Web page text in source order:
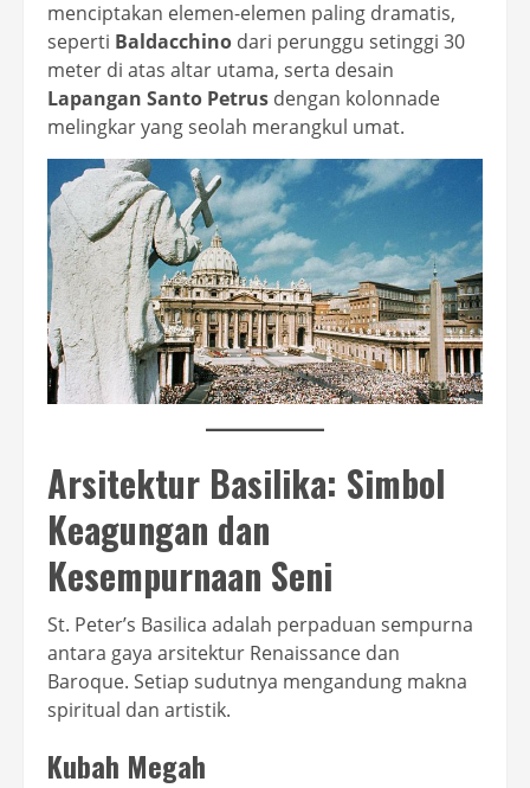
menciptakan elemen-elemen paling dramatis,
seperti Baldacchino dari perunggu setinggi 30
meter di atas altar utama, serta desain
Lapangan Santo Petrus dengan kolonnade
melingkar yang seolah merangkul umat.
Arsitektur Basilika: Simbol
Keagungan dan
Kesempurnaan Seni
St. Peter’s Basilica adalah perpaduan sempurna
antara gaya arsitektur Renaissance dan
Baroque. Setiap sudutnya mengandung makna
spiritual dan artistik.
Kubah Megah